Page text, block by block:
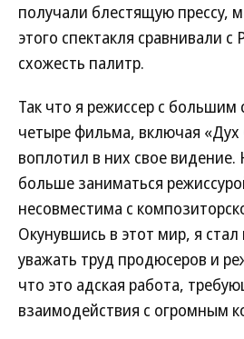
получали блестящую прессу,
этого спектакля сравнивали
схожесть палитр.
Так что я режиссер с большим
четыре фильма, включая
воплотил в них свое видение.
больше заниматься
несовместима с
Окунувшись в этот мир, я
уважать труд продюсеров и
что это адская работа,
взаимодействия с огромным